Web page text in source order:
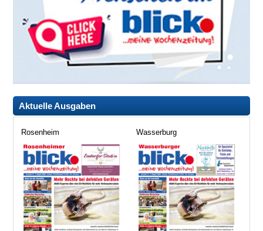
Aktuelle Ausgaben
Rosenheim Wasserburg